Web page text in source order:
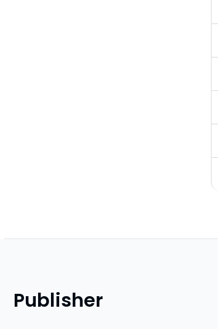
Publisher